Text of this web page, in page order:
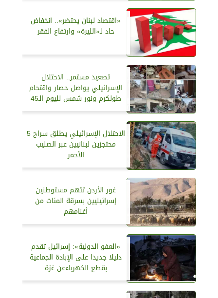
«اقتصاد لبنان يحتضر».. انخفاض
حاد لـ«الليرة» وارتفاع الفقر
تصعيد مستمر.. الاحتلال
الإسرائيلي يواصل حصار واقتحام
طولكرم ونور شمس لليوم الـ45
الاحتلال الإسرائيلي يطلق سراح 5
محتجزين لبنانيين عبر الصليب
الأحمر
غور الأردن تتهم مستوطنين
إسرائيليين بسرقة المئات من
أغنامهم
«العفو الدولية»: إسرائيل تقدم
دليلا جديدا على الإبادة الجماعية
بقطع الكهرباءعن غزة